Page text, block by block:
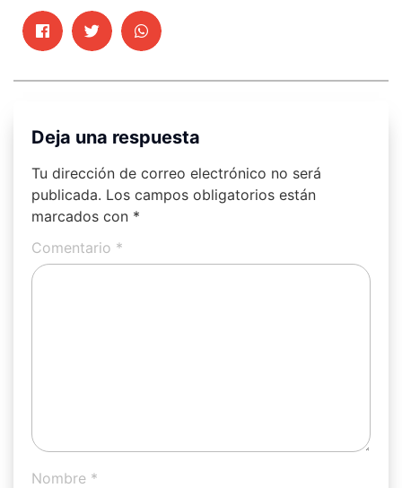
Deja una respuesta
Tu dirección de correo electrónico no será
publicada. Los campos obligatorios están
marcados con *
Comentario *
Nombre *